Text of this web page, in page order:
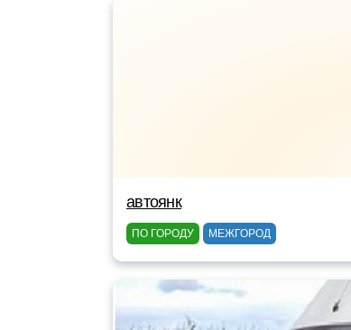
автоянк
ПО ГОРОДУ МЕЖГОРОД